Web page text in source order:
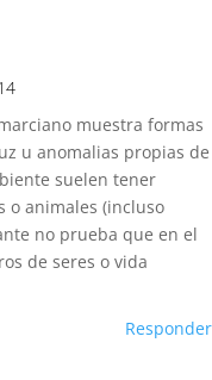
muestra formas
u anomalias propias de
suelen tener
o animales (incluso
no prueba que en el
de seres o vida
Responder